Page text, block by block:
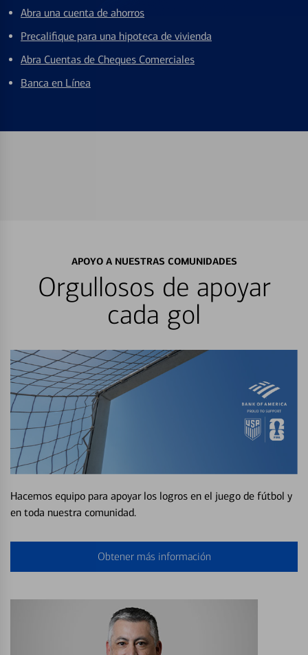
Abra una cuenta de ahorros
Precalifique para una hipoteca de vivienda
Abra Cuentas de Cheques Comerciales
Banca en Línea
APOYO A NUESTRAS COMUNIDADES
Orgullosos de apoyar
cada gol
Hacemos equipo para apoyar los logros en el juego de fútbol y
en toda nuestra comunidad.
Obtener más información